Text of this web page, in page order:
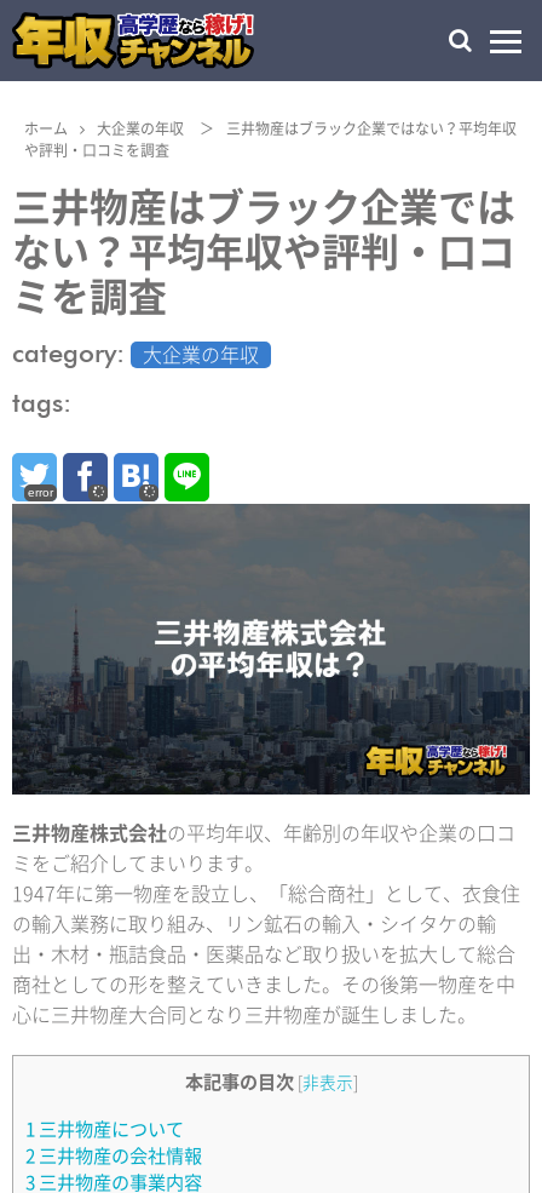
ホーム 大企業の年収 ＞
三井物産はブラック企業ではない？平均年収
や評判・口コミを調査
三井物産はブラック企業では
ない？平均年収や評判・口コ
ミを調査
category: 大企業の年収
tags:
error
三井物産株式会社の平均年収、年齢別の年収や企業の口コ
ミをご紹介してまいります。
1947年に第一物産を設立し、「総合商社」として、衣食住
の輸入業務に取り組み、リン鉱石の輸入・シイタケの輸
出・木材・瓶詰食品・医薬品など取り扱いを拡大して総合
商社としての形を整えていきました。その後第一物産を中
心に三井物産大合同となり三井物産が誕生しました。
本記事の目次 非表示
1 三井物産について
2 三井物産の会社情報
3 三井物産の事業内容